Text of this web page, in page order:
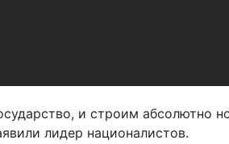
и строим абсолютно
лидер националистов.